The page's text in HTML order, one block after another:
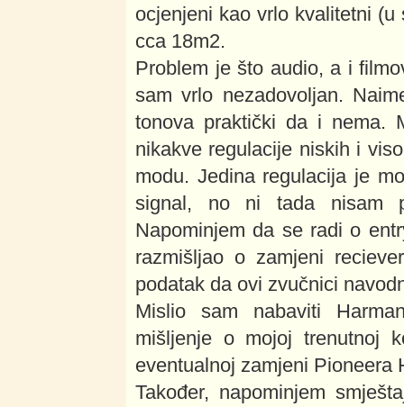
ocjenjeni kao vrlo kvalitetni
cca 18m2.
Problem je što audio, a i
sam vrlo nezadovoljan.
tonova praktički da i nema.
nikakve regulacije niskih i
modu. Jedina regulacija je
signal, no ni tada nisam
Napominjem da se radi o
razmišljao o zamjeni
podatak da ovi zvučnici
Mislio sam nabaviti
mišljenje o mojoj trenutnoj
eventualnoj zamjeni Pioneera
Također, napominjem